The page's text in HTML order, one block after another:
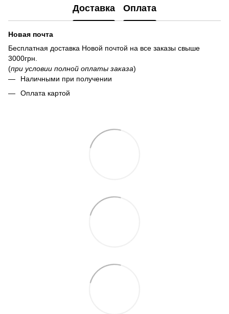
Доставка Оплата
Новая почта
Бесплатная доставка Новой почтой на все заказы свыше
3000грн.
(при условии полной оплаты заказа)
Наличными при получении
Оплата картой